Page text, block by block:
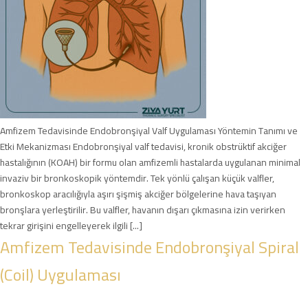
Amfizem Tedavisinde Endobronşiyal Valf Uygulaması Yöntemin Tanımı ve
Etki Mekanizması Endobronşiyal valf tedavisi, kronik obstrüktif akciğer
hastalığının (KOAH) bir formu olan amfizemli hastalarda uygulanan minimal
invaziv bir bronkoskopik yöntemdir. Tek yönlü çalışan küçük valfler,
bronkoskop aracılığıyla aşırı şişmiş akciğer bölgelerine hava taşıyan
bronşlara yerleştirilir. Bu valfler, havanın dışarı çıkmasına izin verirken
tekrar girişini engelleyerek ilgili [...]
Amfizem Tedavisinde Endobronşiyal Spiral
(Coil) Uygulaması